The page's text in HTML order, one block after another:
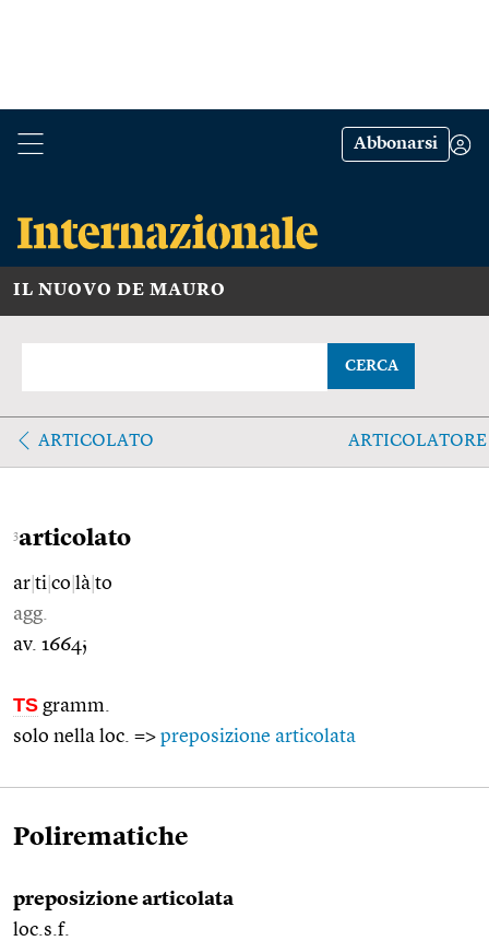
Abbonarsi
IL NUOVO DE MAURO
CERCA
ARTICOLATO ARTICOLATORE
3articolato
ar ti co là to
agg.
av. 1664;
TS gramm.
solo nella loc. => preposizione articolata
Polirematiche
preposizione articolata
loc.s.f.